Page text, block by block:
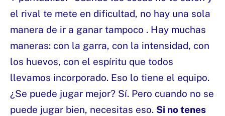
el rival te mete en dificultad, no hay una sola
manera de ir a ganar tampoco . Hay muchas
maneras: con la garra, con la intensidad, con
los huevos, con el espíritu que todos
llevamos incorporado. Eso lo tiene el equipo.
¿Se puede jugar mejor? Sí. Pero cuando no se
puede jugar bien, necesitas eso. Si no tenes